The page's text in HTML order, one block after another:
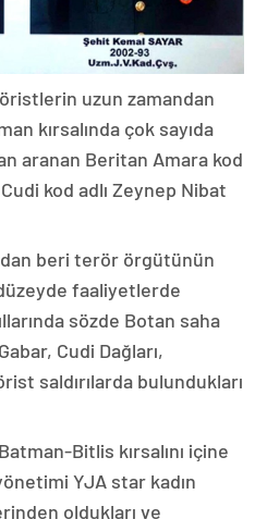
uzun zamandan
kırsalında çok sayıda
aranan Beritan Amara kod
kod adlı Zeynep Nibat
beri terör örgütünün
faaliyetlerde
sözde Botan saha
Cudi Dağları,
saldırılarda bulundukları
Bitlis kırsalını içine
YJA star kadın
oldukları ve